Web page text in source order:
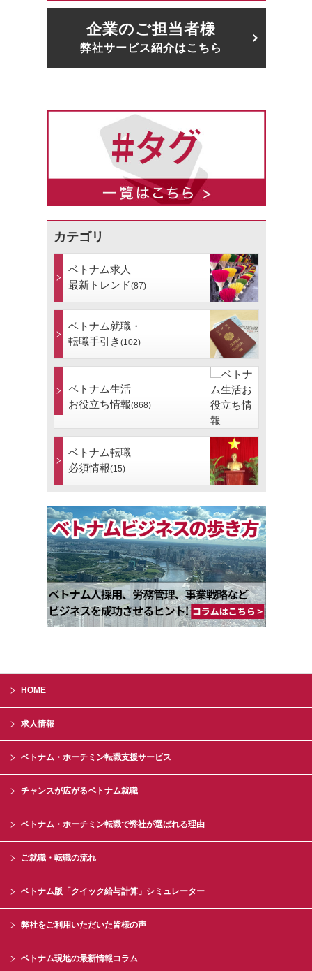
企業のご担当者様
弊社サービス紹介はこちら
カテゴリ
ベトナム求人
最新トレンド(87)
ベトナム就職・
転職手引き (102)
ベトナム生活
お役立ち情報(868)
ベトナム転職
必須情報(15)
HOME
求人情報
ベトナム・ホーチミン転職支援サービス
チャンスが広がるベトナム就職
ベトナム・ホーチミン転職で弊社が選ばれる理由
ご就職・転職の流れ
ベトナム版「クイック給与計算」シミュレーター
弊社をご利用いただいた皆様の声
ベトナム現地の最新情報コラム